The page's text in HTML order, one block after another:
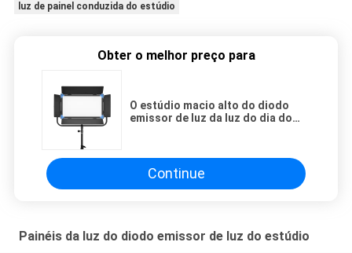
luz de painel conduzida do estúdio
Obter o melhor preço para
O estúdio macio alto do diodo
emissor de luz da luz do dia do
Continue
Painéis da luz do diodo emissor de luz do estúdio